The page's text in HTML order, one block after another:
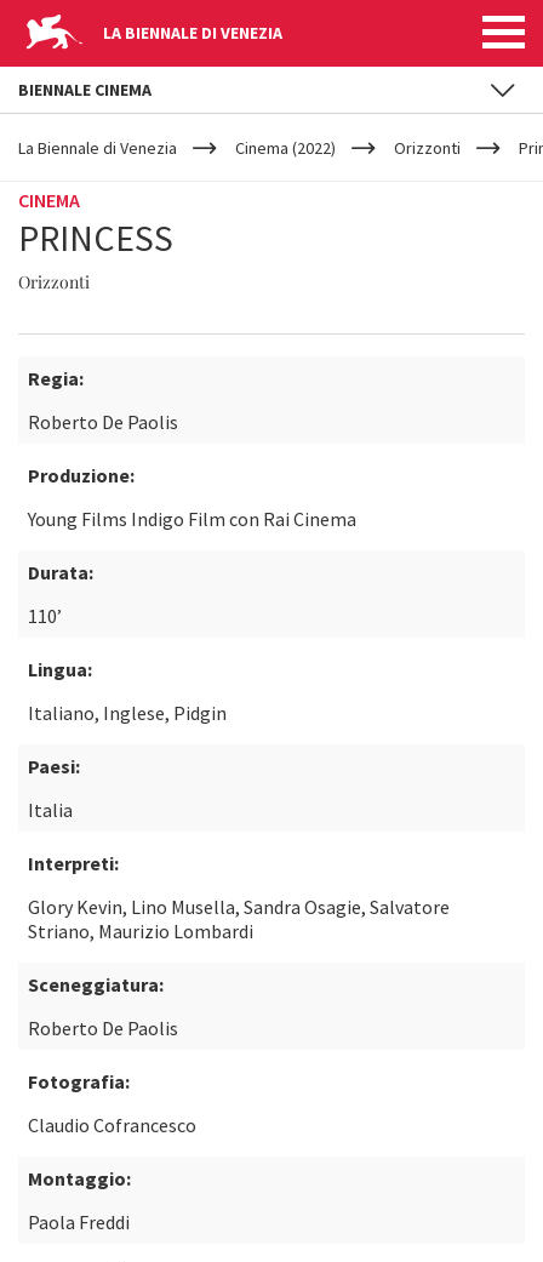
LA BIENNALE DI VENEZIA
YOUR
ARE
La Biennale di Venezia Cinema (2022) Orizzonti
CINEMA
PRINCESS
Orizzonti
Regia:
Roberto De Paolis
Produzione:
Young Films Indigo Film con Rai Cinema
Durata:
110’
Lingua:
Italiano, Inglese, Pidgin
Paesi:
Italia
Interpreti:
Glory Kevin, Lino Musella, Sandra Osagie, Salvatore
Striano, Maurizio Lombardi
Sceneggiatura:
Roberto De Paolis
Fotografia:
Claudio Cofrancesco
Montaggio:
Paola Freddi
BIENNALE CINEMA